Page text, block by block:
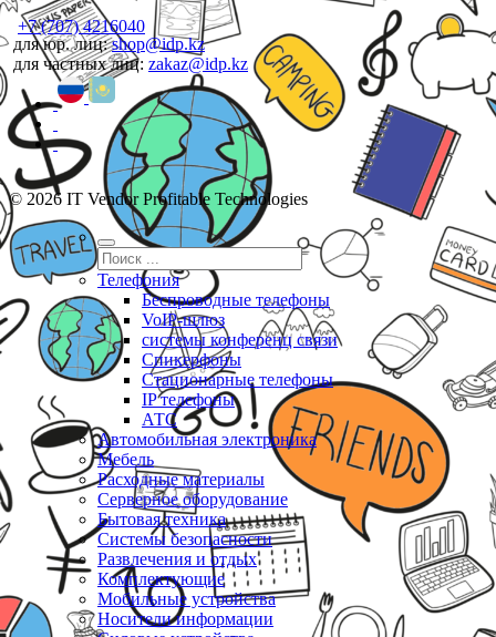
+7 (707) 4216040
для юр. лиц:shop@idp.kz
для частных лиц: zakaz@idp.kz
© 2026 IT Vendor Profitable Technologies
Телефония
Беспроводные телефоны
VoIP-шлюз
системы конференц связи
Спикерфоны
Стационарные телефоны
IP телефоны
АТС
Автомобильная электроника
Мебель
Расходные материалы
Серверное оборудование
Бытовая техника
Системы безопасности
Развлечения и отдых
Комплектующие
Мобильные устройства
Носители информации